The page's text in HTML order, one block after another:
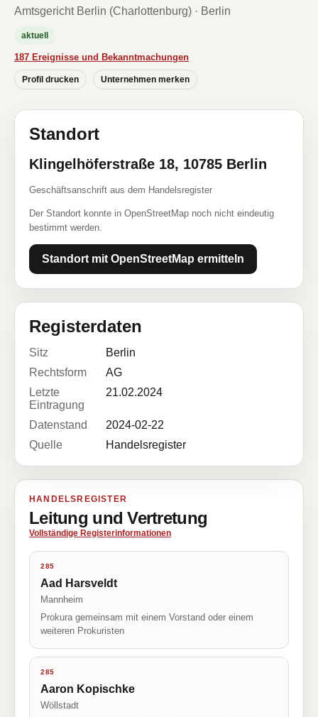
Amtsgericht Berlin (Charlottenburg) · Berlin
aktuell
187 Ereignisse und Bekanntmachungen
Profil drucken Unternehmen merken
Standort
Klingelhöferstraße 18, 10785 Berlin
Geschäftsanschrift aus dem Handelsregister
Der Standort konnte in OpenStreetMap noch nicht eindeutig
bestimmt werden.
Standort mit OpenStreetMap ermitteln
Registerdaten
Sitz
Berlin
Rechtsform
AG
Letzte
Eintragung
21.02.2024
Datenstand
2024-02-22
Quelle
Handelsregister
HANDELSREGISTER
Leitung und Vertretung
Vollständige Registerinformationen
285
Aad Harsveldt
Mannheim
Prokura gemeinsam mit einem Vorstand oder einem
weiteren Prokuristen
285
Aaron Kopischke
Wöllstadt